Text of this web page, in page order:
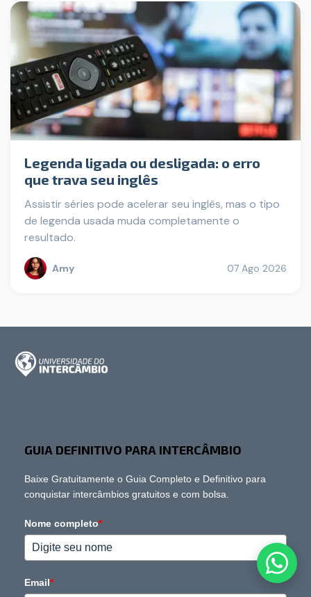
Legenda ligada ou desligada: o erro
que trava seu inglês
Assistir séries pode acelerar seu inglês, mas o tipo
de legenda usada muda completamente o
resultado.
Amy 07 Ago 2026
GUIA DEFINITIVO PARA INTERCÂMBIO
Baixe Gratuitamente o Guia Completo e Definitivo para
conquistar intercâmbios gratuitos e com bolsa.
Nome completo*
Email*